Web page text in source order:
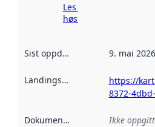
Les mer om
høsting her
Sist oppdatert 9. mai 2026
Landingsside
https://
8372-
Dokumentasjon Ikke oppgitt